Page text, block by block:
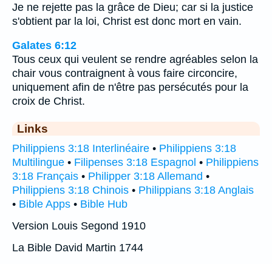
Je ne rejette pas la grâce de Dieu; car si la justice
s'obtient par la loi, Christ est donc mort en vain.
Galates 6:12
Tous ceux qui veulent se rendre agréables selon la
chair vous contraignent à vous faire circoncire,
uniquement afin de n'être pas persécutés pour la
croix de Christ.
Links
Philippiens 3:18 Interlinéaire • Philippiens 3:18
Multilingue • Filipenses 3:18 Espagnol • Philippiens
3:18 Français • Philipper 3:18 Allemand •
Philippiens 3:18 Chinois • Philippians 3:18 Anglais
• Bible Apps • Bible Hub
Version Louis Segond 1910
La Bible David Martin 1744